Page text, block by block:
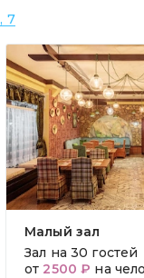
7
Малый зал
Зал на 30 гостей
от 2500 ₽ на